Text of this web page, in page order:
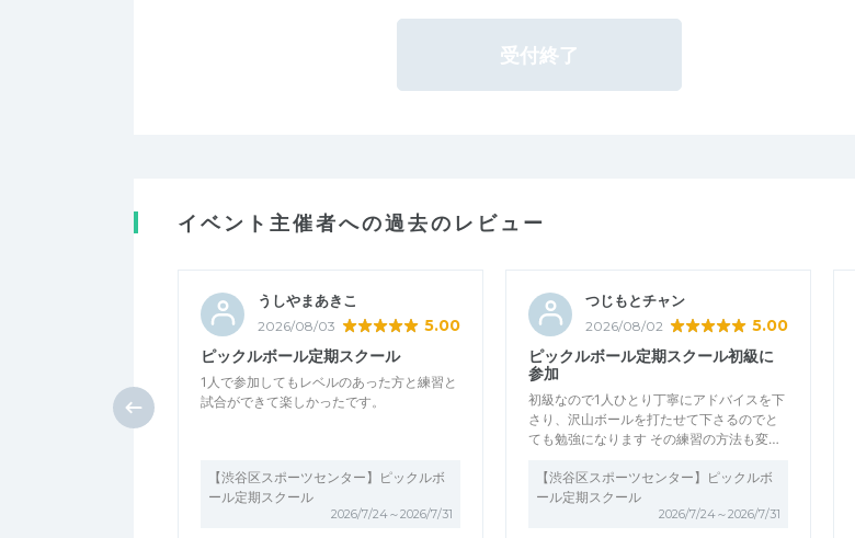
受付終了
イベント主催者への過去のレビュー
うしやまあきこ
2026/08/03 5.00
ピックルボール定期スクール
1人で参加してもレベルのあった方と練習と
試合ができて楽しかったです。
【渋谷区スポーツセンター】ピックルボ
ール定期スクール
2026/7/24～2026/7/31
つじもとチャン
2026/08/02 5.00
ピックルボール定期スクール初級に
参加
初級なので1人ひとり丁寧にアドバイスを下
さり、沢山ボールを打たせて下さるのでと
ても勉強になります その練習の方法も変…
【渋谷区スポーツセンター】ピックルボ
ール定期スクール
2026/7/24～2026/7/31